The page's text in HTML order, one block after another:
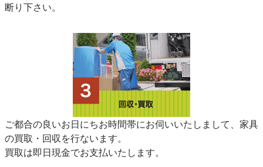
断り下さい。
ご都合の良いお日にちお時間帯にお伺いいたしまして、家具
の買取・回収を行ないます。
買取は即日現金でお支払いたします。